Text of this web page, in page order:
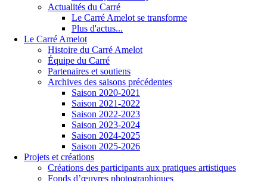
Actualités du Carré
Le Carré Amelot se transforme
Plus d'actus...
Le Carré Amelot
Histoire du Carré Amelot
Équipe du Carré
Partenaires et soutiens
Archives des saisons précédentes
Saison 2020-2021
Saison 2021-2022
Saison 2022-2023
Saison 2023-2024
Saison 2024-2025
Saison 2025-2026
Projets et créations
Créations des participants aux pratiques artistiques
Fonds d’œuvres photographiques